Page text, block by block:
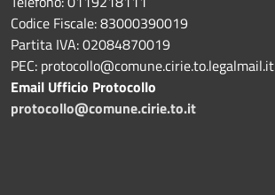
Codice Fiscale: 83000390019
Partita IVA: 02084870019
PEC: protocollo@comune.cirie.to.legalmail.it
Email Ufficio Protocollo
protocollo@comune.cirie.to.it